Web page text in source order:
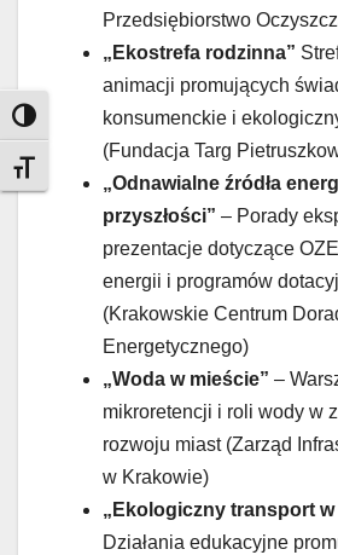
Toggle High Contrast
Toggle Font size
Przedsiębiorstwo
„Ekostrefa rodzinna”
animacji promujących
konsumenckie i
(Fundacja Targ
„Odnawialne źródła
przyszłości” – Porady
prezentacje dotyczące
energii i programów
(Krakowskie Centrum
Energetycznego)
„Woda w mieście” –
mikroretencji i roli wody w
rozwoju miast (Zarząd
w Krakowie)
„Ekologiczny transport w
Działania edukacyjne